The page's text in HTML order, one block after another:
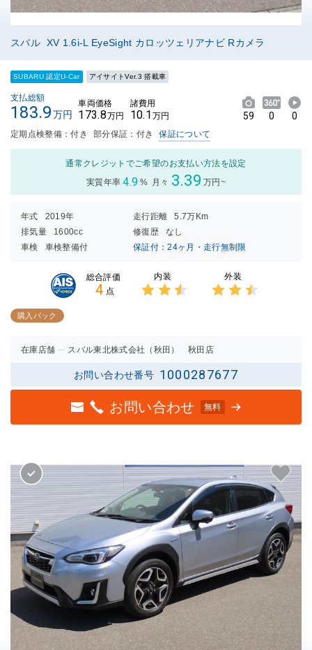
スバル XV 1.6i-L EyeSight カロッツェリアナビ Rカメラ
SUBARU 認定U-Car アイサイトVer.3 搭載車
支払総額
183.9万円
車両価格
173.8万円
諸費用
10.1 万円 59 0 0
定期点検整備：付き 部分保証：付き 保証について
通常クレジットでご希望のお支払い方法を設定
実質年率 4.9 % 月々 3.39 万円~
年式 2019年 走行距離
5.7万Km
排気量
1600cc 修復歴
なし
車検
車検整備付 保証付：24ヶ月・走行無制限
総合評価
4 点
内装 外装
購入パック
在庫店舗 スバル東北株式会社（秋田） 秋田店
お問い合わせ番号 1000287677
お問い合わせ 無料